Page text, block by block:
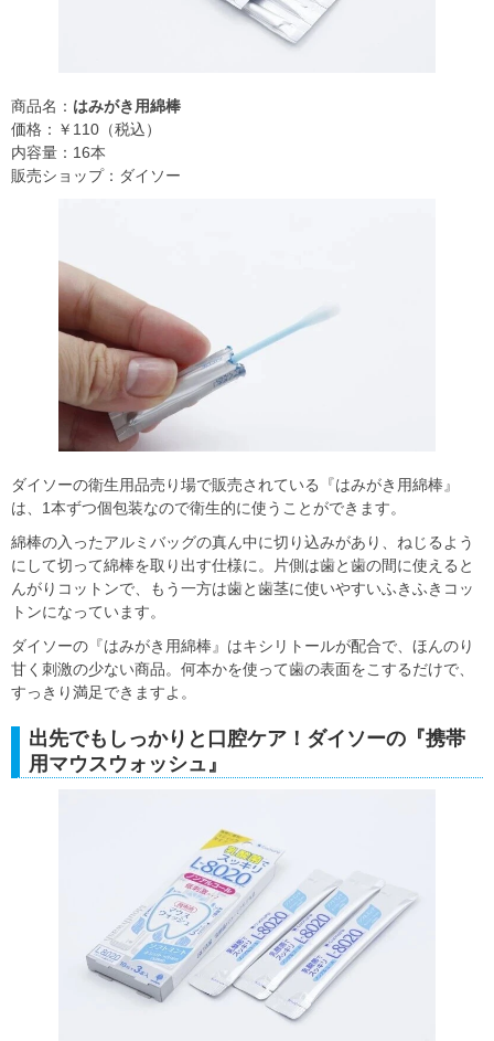
商品名： はみがき用綿棒
価格：￥110（税込）
内容量：16本
販売ショップ：ダイソー
ダイソーの衛生用品売り場で販売されている『はみがき用綿棒』
は、1本ずつ個包装なので衛生的に使うことができます。
綿棒の入ったアルミバッグの真ん中に切り込みがあり、ねじるよう
にして切って綿棒を取り出す仕様に。片側は歯と歯の間に使えると
んがりコットンで、もう一方は歯と歯茎に使いやすいふきふきコッ
トンになっています。
ダイソーの『はみがき用綿棒』はキシリトールが配合で、ほんのり
甘く刺激の少ない商品。何本かを使って歯の表面をこするだけで、
すっきり満足できますよ。
出先でもしっかりと口腔ケア！ダイソーの『携帯
用マウスウォッシュ』